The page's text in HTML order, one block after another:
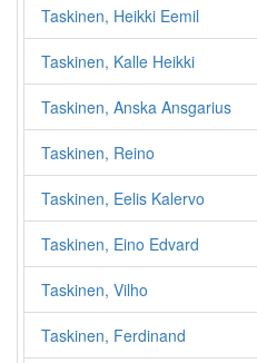
Taskinen, Heikki Eemil
Taskinen, Kalle Heikki
Taskinen, Anska Ansgarius
Taskinen, Reino
Taskinen, Eelis Kalervo
Taskinen, Eino Edvard
Taskinen, Vilho
Taskinen, Ferdinand